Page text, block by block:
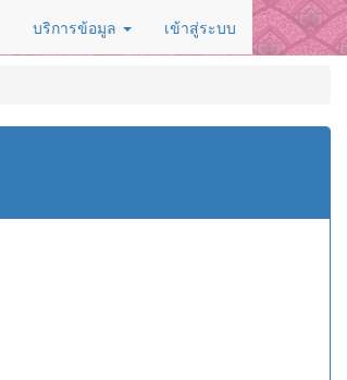
บริการข้อมูล เข้าสู่ระบบ